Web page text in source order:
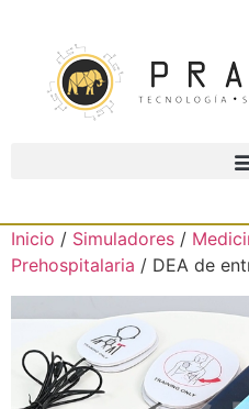
Inicio / Simuladores /
Prehospitalaria / DEA de